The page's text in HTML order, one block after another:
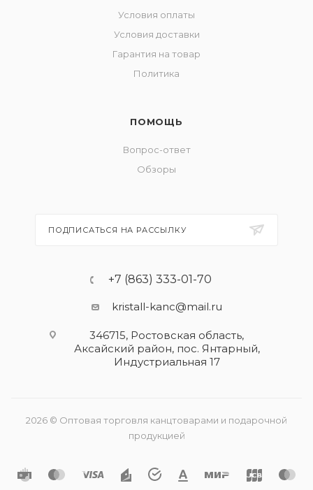
Условия оплаты
Условия доставки
Гарантия на товар
Политика
ПОМОЩЬ
Вопрос-ответ
Обзоры
ПОДПИСАТЬСЯ НА РАССЫЛКУ
+7 (863) 333-01-70
kristall-kanc@mail.ru
346715, Ростовская область​,
Аксайский район, пос. Янтарный,
Индустриальная 17
2026 © Оптовая торговля канцтоварами и подарочной
продукцией